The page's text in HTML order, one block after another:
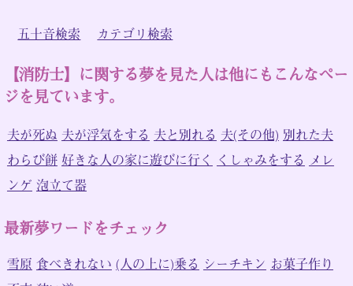
五十音検索 カテゴリ検索
【消防士】に関する夢を見た人は他にもこんなペー
ジを見ています。
夫が死ぬ 夫が浮気をする 夫と別れる 夫(その他) 別れた夫
わらび餅 好きな人の家に遊びに行く くしゃみをする メレ
ンゲ 泡立て器
最新夢ワードをチェック
雪原 食べきれない (人の上に)乗る シーチキン お菓子作り